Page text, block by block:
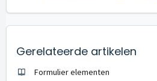
Gerelateerde artikelen
Formulier elementen